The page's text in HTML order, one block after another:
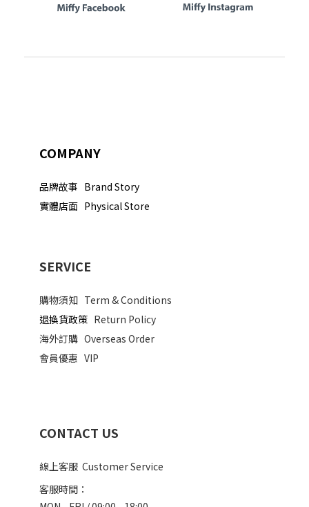
COMPANY
品牌故事 Brand Story
實體店面 Physical Store
SERVICE
購物須知 Term & Conditions
退換貨政策 Return Policy
海外訂購 Overseas Order
會員優惠 VIP
CONTACT US
線上客服 Customer Service
客服時間：